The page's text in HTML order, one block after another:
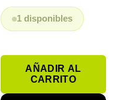
1 disponibles
BOTÓN
ML2430
AÑADIR AL
CARRITO